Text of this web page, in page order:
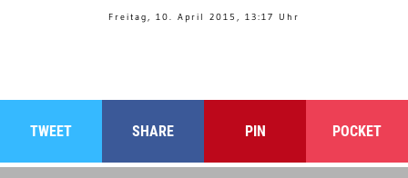
Freitag, 10. April 2015, 13:17 Uhr
TWEET SHARE PIN POCKET